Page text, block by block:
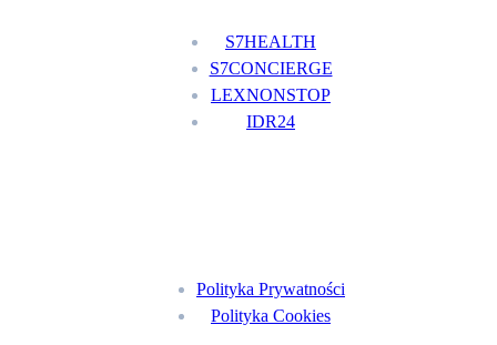
S7HEALTH
S7CONCIERGE
LEXNONSTOP
IDR24
Polityka Prywatności
Polityka Cookies